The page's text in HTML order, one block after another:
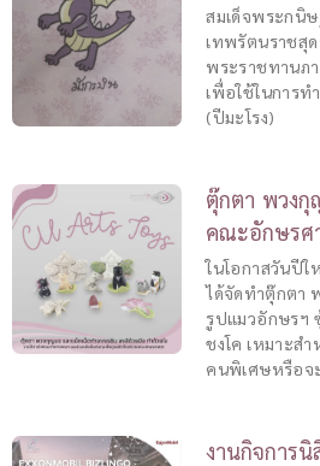
สมเด็จพระกนิษ
เทพรัตนราชสุ
พระราชทานภ
เพื่อใช้ในการ
(ปีมะโรง)
ตุ๊กตา พวงกุ
คณะอักษรศ
ในโอกาสวันปี
ได้จัดทำตุ๊กตา
รูปแมวอักษรฯ
ชงโค เหมาะส
คนพิเศษหรือจ
งานกิจการ